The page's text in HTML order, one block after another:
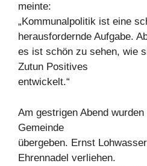
meinte:
„Kommunalpolitik ist eine
herausfordernde Aufgabe.
es ist schön zu sehen, wie
Zutun Positives
entwickelt.“
Am gestrigen Abend
Gemeinde
übergeben. Ernst
Ehrennadel verliehen.